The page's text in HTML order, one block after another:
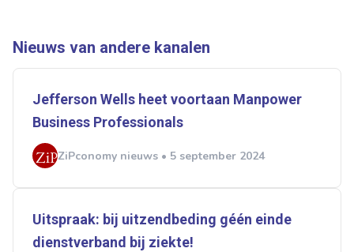
Nieuws van andere kanalen
Jefferson Wells heet voortaan Manpower
Business Professionals
ZiPconomy nieuws • 5 september 2024
Uitspraak: bij uitzendbeding géén einde
dienstverband bij ziekte!
Alerts ontvangen
Artikelen zoeken
Alles Ingezonden ABU
Bureau Cicero
Doorzaam
Normering Arbeid